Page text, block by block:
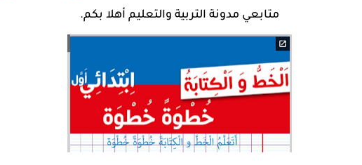
متابعي مدونة التربية والتعليم أهلا بكم.